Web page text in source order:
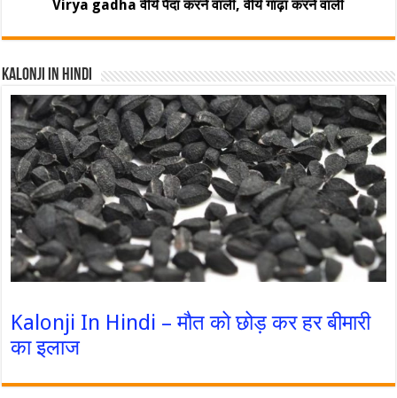
Virya gadha वीर्य पैदा करने वाली, वीर्य गाढ़ा करने वाली
Kalonji In Hindi
Kalonji In Hindi – मौत को छोड़ कर हर बीमारी
का इलाज